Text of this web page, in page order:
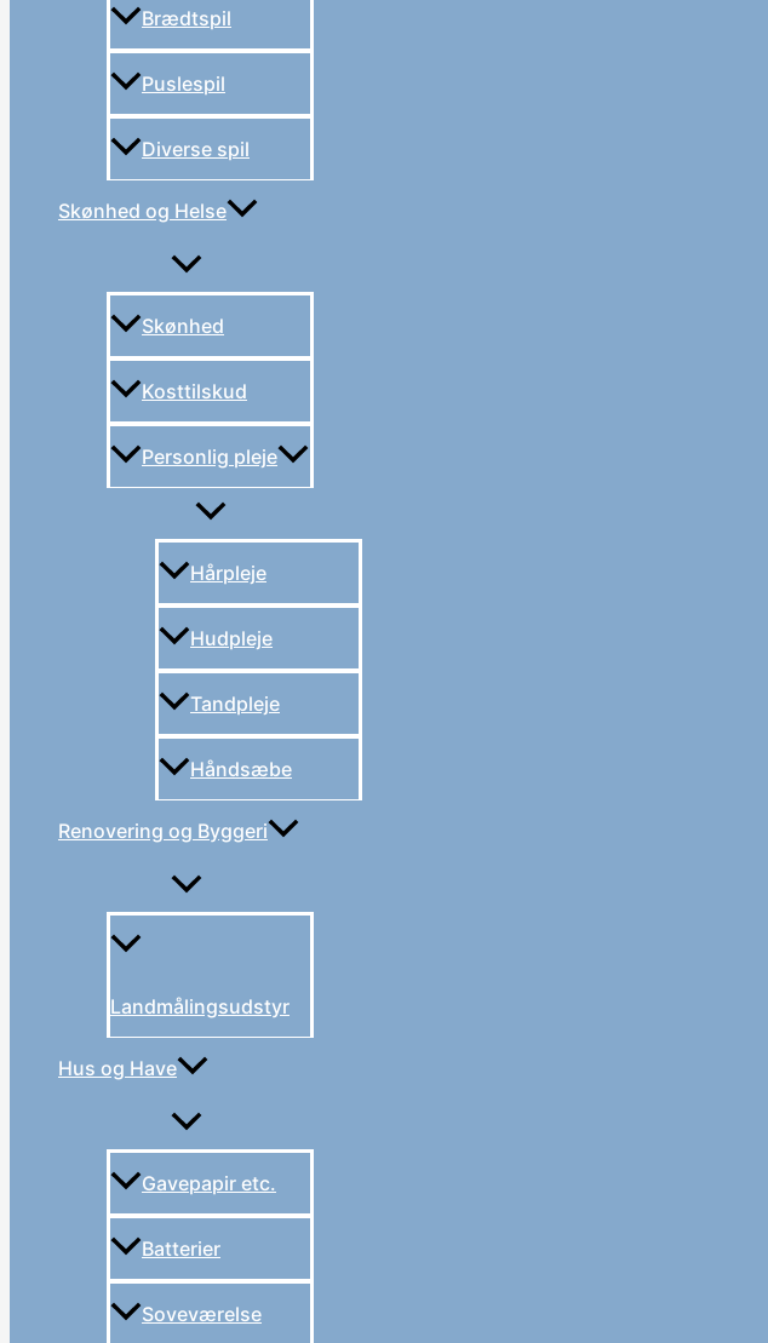
Brædtspil
Puslespil
Diverse spil
Skønhed og Helse
Skønhed
Kosttilskud
Personlig pleje
Hårpleje
Hudpleje
Tandpleje
Håndsæbe
Renovering og Byggeri
Landmålingsudstyr
Hus og Have
Gavepapir etc.
Batterier
Soveværelse